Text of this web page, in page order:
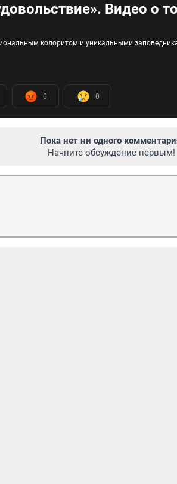
Видео о
колоритом и уникальными
0 0
Пока нет ни одного
Начните обсуждение первым!